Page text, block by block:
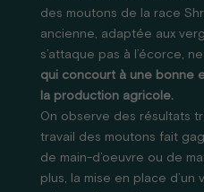
des moutons de la race
ancienne, adaptée aux
s’attaque pas à l’écorce,
qui concourt à une bonne
la production agricole.
On observe des résultats
travail des moutons fait
de main-d’oeuvre ou de
plus, la mise en place